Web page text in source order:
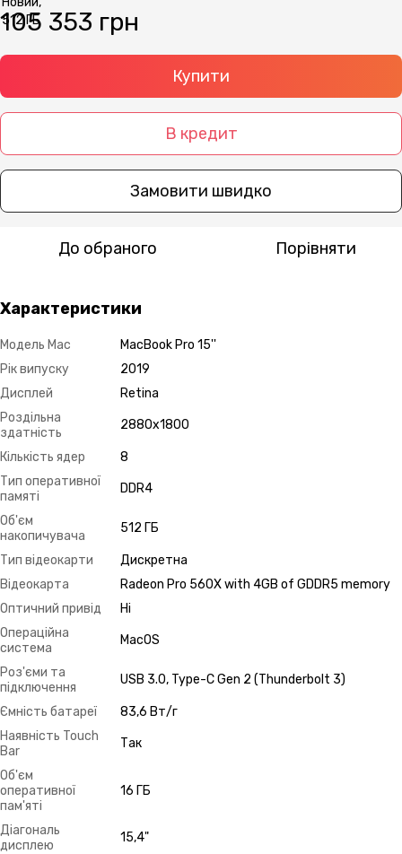
105 353 грн
Купити
В кредит
Замовити швидко
До обраного Порівняти
Характеристики
Модель Mac
MacBook Pro 15''
Рік випуску
2019
Дисплей
Retina
Роздільна
здатність
2880х1800
Кількість ядер
8
Тип оперативної
памяті
DDR4
Об'єм
накопичувача
512 ГБ
Тип відеокарти
Дискретна
Відеокарта
Radeon Pro 560X with 4GB of GDDR5 memory
Оптичний привід
Ні
Операційна
система
MacOS
Роз'єми та
підключення
USB 3.0, Type-C Gen 2 (Thunderbolt 3)
Ємність батареї
83,6 Вт/г
Наявність Touch
Bar
Так
Об'єм
оперативної
пам'яті
16 ГБ
Діагональ
дисплею
15,4"